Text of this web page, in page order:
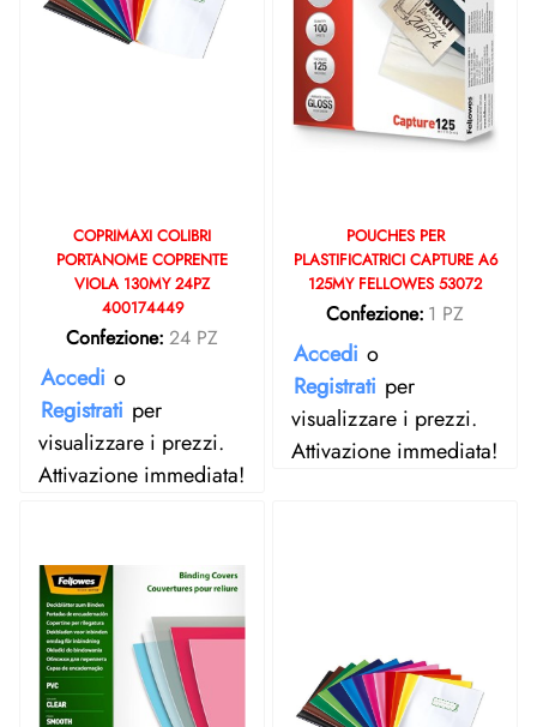
COPRIMAXI COLIBRI
PORTANOME COPRENTE
VIOLA 130MY 24PZ
400174449
Confezione: 24 PZ
Accedi o
Registrati per
visualizzare i prezzi.
Attivazione immediata!
POUCHES PER
PLASTIFICATRICI CAPTURE A6
125MY FELLOWES 53072
Confezione: 1 PZ
Accedi o
Registrati per
visualizzare i prezzi.
Attivazione immediata!